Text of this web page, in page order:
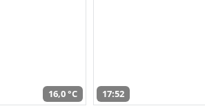
16,0 °C 17:52